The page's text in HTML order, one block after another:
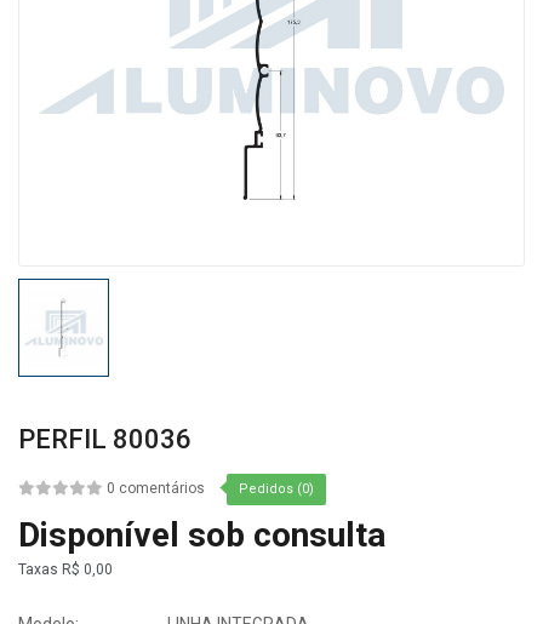
PERFIL 80036
0 comentários Pedidos (0)
Disponível sob consulta
Taxas R$ 0,00